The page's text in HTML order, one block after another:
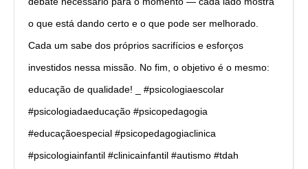
o que está dando certo e o que pode ser melhorado.
Cada um sabe dos próprios sacrifícios e esforços
investidos nessa missão. No fim, o objetivo é o mesmo:
educação de qualidade! _ #psicologiaescolar
#psicologiadaeducação #psicopedagogia
#educaçãoespecial #psicopedagogiaclinica
#psicologiainfantil #clinicainfantil #autismo #tdah